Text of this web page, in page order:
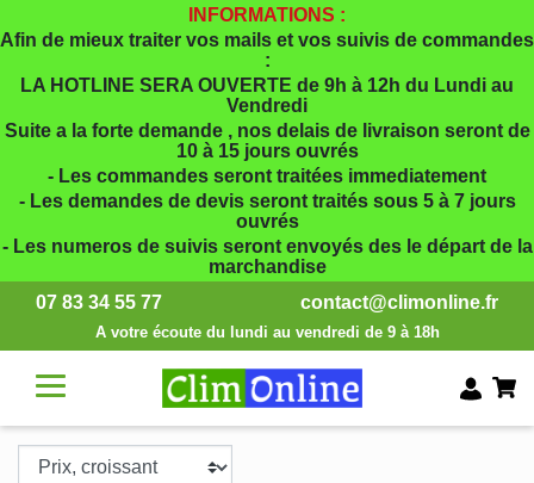
INFORMATIONS :
Afin de mieux traiter vos mails et vos suivis de commandes
:
LA HOTLINE SERA OUVERTE de 9h à 12h du Lundi au
Vendredi
Suite a la forte demande , nos delais de livraison seront de
10 à 15 jours ouvrés
- Les commandes seront traitées immediatement
- Les demandes de devis seront traités sous 5 à 7 jours
ouvrés
- Les numeros de suivis seront envoyés des le départ de la
marchandise
07 83 34 55 77
A votre écoute du lundi au vendredi de 9 à 18h
contact@climonline.fr